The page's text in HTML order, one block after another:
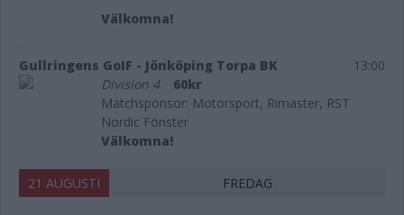
Välkomna!
Gullringens GoIF - Jönköping Torpa BK
13:00
Division 4
60kr
Matchsponsor: Motorsport, Rimaster, RST
Nordic Fönster
Välkomna!
21 AUGUSTI FREDAG